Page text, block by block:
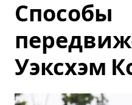
Способы
Уэксхэм